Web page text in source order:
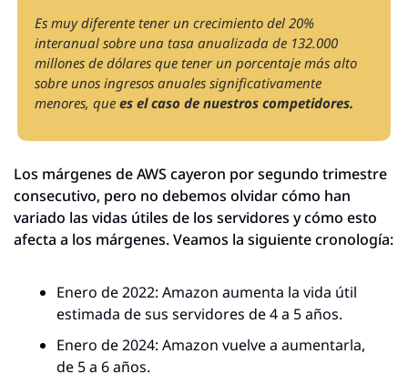
Es muy diferente tener un crecimiento del 20%
interanual sobre una tasa anualizada de 132.000
millones de dólares que tener un porcentaje más alto
sobre unos ingresos anuales significativamente
menores, que es el caso de nuestros competidores.
Los márgenes de AWS cayeron por segundo trimestre
consecutivo, pero no debemos olvidar cómo han
variado las vidas útiles de los servidores y cómo esto
afecta a los márgenes. Veamos la siguiente cronología:
Enero de 2022: Amazon aumenta la vida útil
estimada de sus servidores de 4 a 5 años.
Enero de 2024: Amazon vuelve a aumentarla,
de 5 a 6 años.